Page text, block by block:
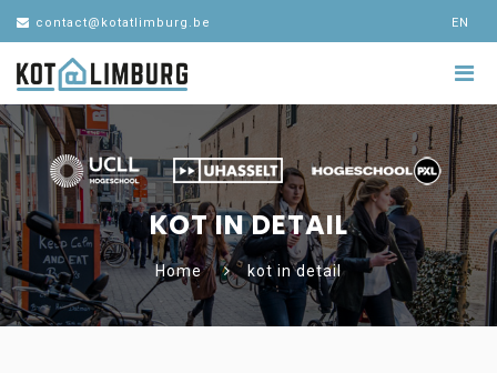
contact@kotatlimburg.be EN
KOT IN DETAIL
Home kot in detail